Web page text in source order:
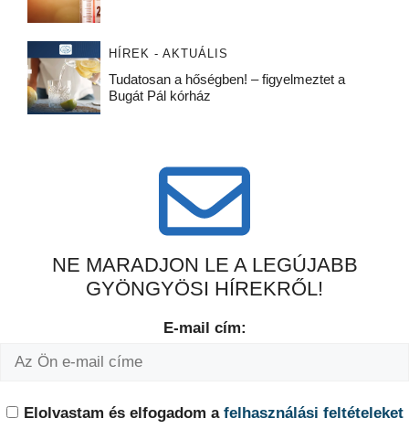
HÍREK - AKTUÁLIS
Tudatosan a hőségben! – figyelmeztet a
Bugát Pál kórház
NE MARADJON LE A LEGÚJABB
GYÖNGYÖSI HÍREKRŐL!
E-mail cím:
Elolvastam és elfogadom a felhasználási feltételeket